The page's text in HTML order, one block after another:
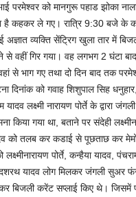
भाई परमेश्वर को मानगुरू पहाड झोका
कहकर ले गए। रात्रि 9:30 बजे के
अज्ञात व्यक्ति सेंट्रिग खुला तार में
वहीं गिर गया। वह लगभग 2 घंटा
से भाग गए तथा दो दिन बाद तक
दिनांक को गवाह शिशुपाल सिह
यादव लक्ष्मी नारायण पोर्ते के द्वारा
किया गया था, बताने पर संदेही
को तलब कर कडाई से पूछताछ कर
लक्ष्मीनारायण पोर्ते, कन्हैया यादव,
दशरथ यादव लोग मिलकर जंगली सुअर
कर बिजली करेंट सप्लाई किए थे। जिसमें